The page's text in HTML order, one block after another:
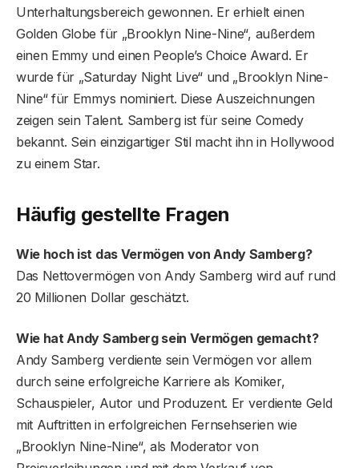
Unterhaltungsbereich gewonnen. Er erhielt einen
Golden Globe für „Brooklyn Nine-Nine“, außerdem
einen Emmy und einen People’s Choice Award. Er
wurde für „Saturday Night Live“ und „Brooklyn Nine-
Nine“ für Emmys nominiert. Diese Auszeichnungen
zeigen sein Talent. Samberg ist für seine Comedy
bekannt. Sein einzigartiger Stil macht ihn in Hollywood
zu einem Star.
Häufig gestellte Fragen
Wie hoch ist das Vermögen von Andy Samberg?
Das Nettovermögen von Andy Samberg wird auf rund
20 Millionen Dollar geschätzt.
Wie hat Andy Samberg sein Vermögen gemacht?
Andy Samberg verdiente sein Vermögen vor allem
durch seine erfolgreiche Karriere als Komiker,
Schauspieler, Autor und Produzent. Er verdiente Geld
mit Auftritten in erfolgreichen Fernsehserien wie
„Brooklyn Nine-Nine“, als Moderator von